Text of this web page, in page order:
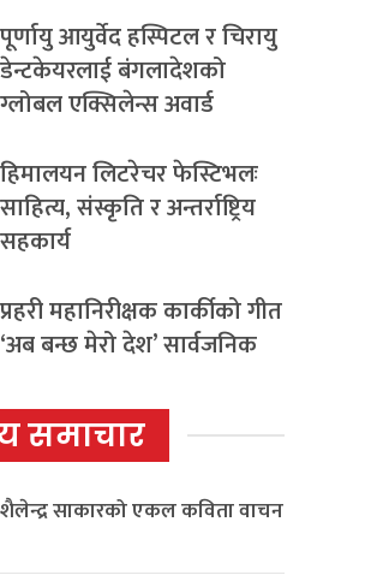
पूर्णायु आयुर्वेद हस्पिटल र चिरायु
डेन्टकेयरलाई बंगलादेशको
ग्लोबल एक्सिलेन्स अवार्ड
हिमालयन लिटरेचर फेस्टिभलः
साहित्य, संस्कृति र अन्तर्राष्ट्रिय
सहकार्य
प्रहरी महानिरीक्षक कार्कीको गीत
‘अब बन्छ मेरो देश’ सार्वजनिक
समाचार
शैलेन्द्र साकारको एकल कविता वाचन